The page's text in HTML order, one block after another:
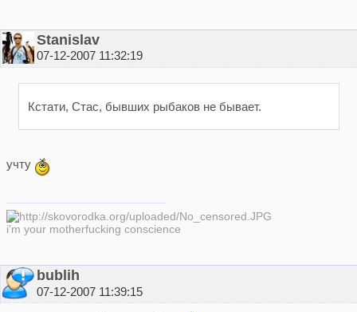
Stanislav
07-12-2007 11:32:19
Кстати, Стас, бывших рыбаков не бывает.
учту
i'm your motherfucking conscience
bublih
07-12-2007 11:39:15